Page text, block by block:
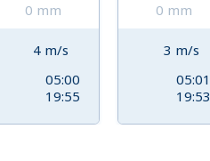
0 mm
4 m/s
05:00
19:55
0 mm
3 m/s
05:01
19:53